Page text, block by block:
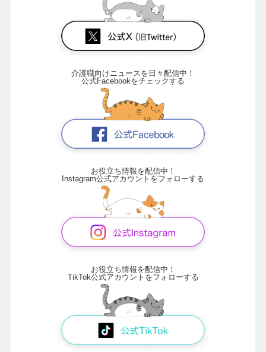
介護職向けニュースを日々配信中！
公式Facebookをチェックする
お役立ち情報を配信中！
Instagram公式アカウントをフォローする
お役立ち情報を配信中！
TikTok公式アカウントをフォローする